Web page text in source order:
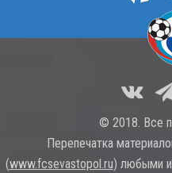
© 2018. Все
Перепечатка
(www.fcsevastopol.ru) любыми